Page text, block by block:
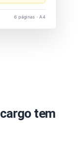
6 páginas · A4
tem